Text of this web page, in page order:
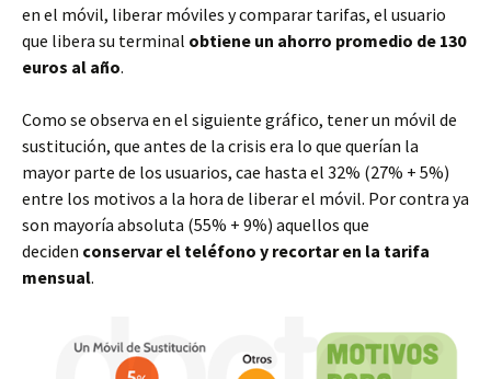
en el móvil, liberar móviles y comparar tarifas, el usuario
que libera su terminal obtiene un ahorro promedio de 130
euros al año.
Como se observa en el siguiente gráfico, tener un móvil de
sustitución, que antes de la crisis era lo que querían la
mayor parte de los usuarios, cae hasta el 32% (27% + 5%)
entre los motivos a la hora de liberar el móvil. Por contra ya
son mayoría absoluta (55% + 9%) aquellos que
deciden conservar el teléfono y recortar en la tarifa
mensual.